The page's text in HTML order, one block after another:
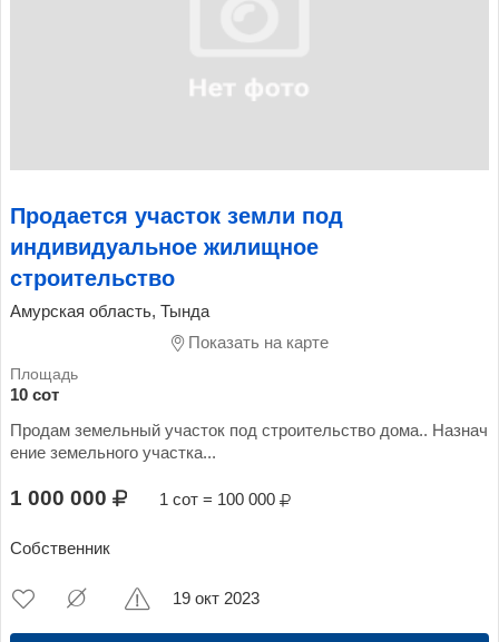
Продается участок земли под
индивидуальное жилищное
строительство
Амурская область, Тында
Показать на карте
10 сот
Продам земельный участок под строительство дома.. Назнач
ение земельного участка...
1 000 000 1 сот = 100 000
Собственник
19 окт 2023